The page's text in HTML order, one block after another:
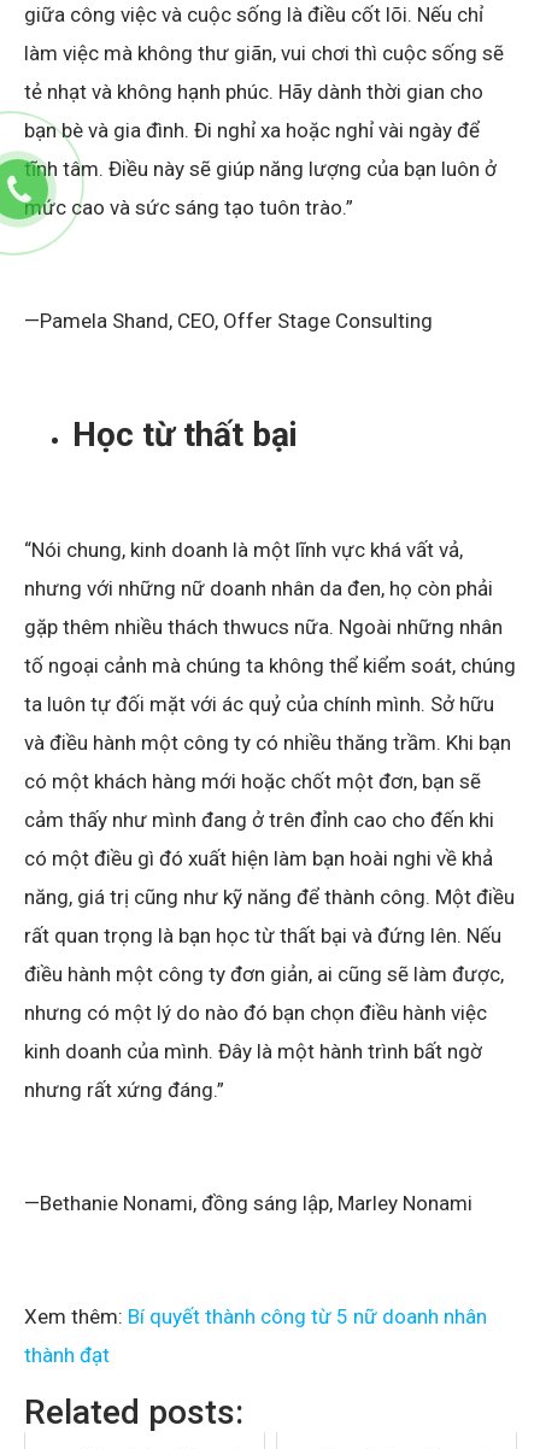
giữa công việc và cuộc sống là điều cốt lõi. Nếu chỉ
làm việc mà không thư giãn, vui chơi thì cuộc sống sẽ
tẻ nhạt và không hạnh phúc. Hãy dành thời gian cho
bạn bè và gia đình. Đi nghỉ xa hoặc nghỉ vài ngày để
tĩnh tâm. Điều này sẽ giúp năng lượng của bạn luôn ở
mức cao và sức sáng tạo tuôn trào.”
—Pamela Shand, CEO, Offer Stage Consulting
Học từ thất bại
“Nói chung, kinh doanh là một lĩnh vực khá vất vả,
nhưng với những nữ doanh nhân da đen, họ còn phải
gặp thêm nhiều thách thwucs nữa. Ngoài những nhân
tố ngoại cảnh mà chúng ta không thể kiểm soát, chúng
ta luôn tự đối mặt với ác quỷ của chính mình. Sở hữu
và điều hành một công ty có nhiều thăng trầm. Khi bạn
có một khách hàng mới hoặc chốt một đơn, bạn sẽ
cảm thấy như mình đang ở trên đỉnh cao cho đến khi
có một điều gì đó xuất hiện làm bạn hoài nghi về khả
năng, giá trị cũng như kỹ năng để thành công. Một điều
rất quan trọng là bạn học từ thất bại và đứng lên. Nếu
điều hành một công ty đơn giản, ai cũng sẽ làm được,
nhưng có một lý do nào đó bạn chọn điều hành việc
kinh doanh của mình. Đây là một hành trình bất ngờ
nhưng rất xứng đáng.”
—Bethanie Nonami, đồng sáng lập, Marley Nonami
Xem thêm: Bí quyết thành công từ 5 nữ doanh nhân
thành đạt
Related posts: